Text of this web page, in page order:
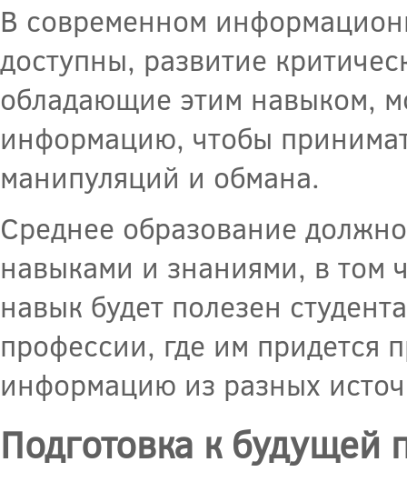
В современном
доступны, развитие
обладающие этим навыком,
информацию, чтобы
манипуляций и обмана.
Среднее образование
навыками и знаниями, в том
навык будет полезен
профессии, где им придется
информацию из разных
Подготовка к будущей